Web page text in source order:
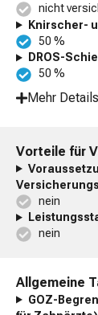
nicht
Knirscher-
50 %
DROS-
50 %
Mehr
Vorteile für
nein
nein
Allgemeine
GOZ-